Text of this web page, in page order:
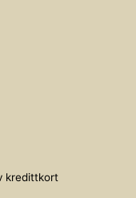
kredittkort